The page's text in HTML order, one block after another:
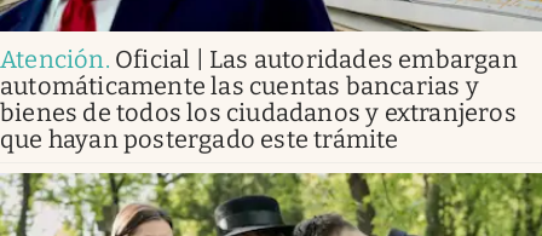
Atención. Oficial | Las autoridades embargan
automáticamente las cuentas bancarias y
bienes de todos los ciudadanos y extranjeros
que hayan postergado este trámite